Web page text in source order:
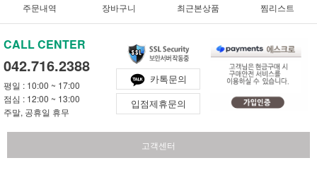
주문내역 장바구니 최근본상품 찜리스트
CALL CENTER
042.716.2388
평일 : 10:00 ~ 17:00
점심 : 12:00 ~ 13:00
주말, 공휴일 휴무
카톡문의
입점제휴문의
고객센터